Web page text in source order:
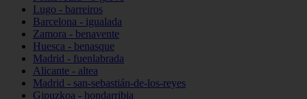
Lugo - barreiros
Barcelona - igualada
Zamora - benavente
Huesca - benasque
Madrid - fuenlabrada
Alicante - altea
Madrid - san-sebastián-de-los-reyes
Gipuzkoa - hondarribia